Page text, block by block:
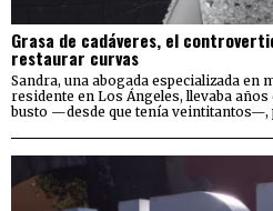
Grasa de cadáveres, el
restaurar curvas
Sandra, una abogada especializada en
residente en Los Ángeles, llevaba
busto —desde que tenía veintitantos—,